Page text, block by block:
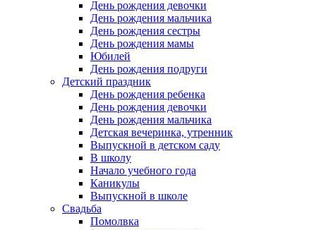
День рождения девочки
День рождения мальчика
День рождения сестры
День рождения мамы
Юбилей
День рождения подруги
Детский праздник
День рождения ребенка
День рождения девочки
День рождения мальчика
Детская вечеринка, утренник
Выпускной в детском саду
В школу
Начало учебного года
Каникулы
Выпускной в школе
Свадьба
Помолвка